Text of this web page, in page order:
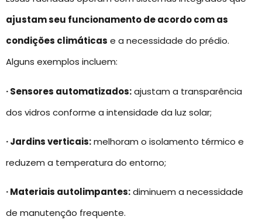
ajustam seu funcionamento de acordo com as
condições climáticas e a necessidade do prédio.
Alguns exemplos incluem:
· Sensores automatizados:ajustam a transparência
dos vidros conforme a intensidade da luz solar;
· Jardins verticais:melhoram o isolamento térmico e
reduzem a temperatura do entorno;
· Materiais autolimpantes:diminuem a necessidade
de manutenção frequente.